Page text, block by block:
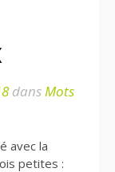
dansMots
avec la
petites :